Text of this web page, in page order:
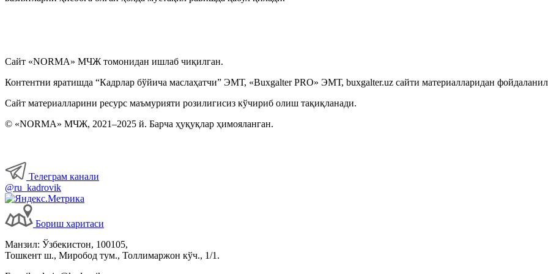
Сайт «NORMA» МЧЖ томонидан ишлаб чиқилган.
Контентни яратишда “Кадрлар бўйича маслаҳатчи” ЭМТ, «Buxgalter PRO» ЭМТ, buxgalter.uz сайти материалларидан
Сайт материалларини ресурс маъмурияти розилигисиз кўчириб олиш тақиқланади.
© «NORMA» МЧЖ, 2021–2025 й. Барча ҳуқуқлар ҳимояланган.
Телеграм канали
@ru_kadrovik
Бориш харитаси
Манзил: Ўзбекистон, 100105,
Тошкент ш., Миробод тум., Толлимаржон кўч., 1/1.